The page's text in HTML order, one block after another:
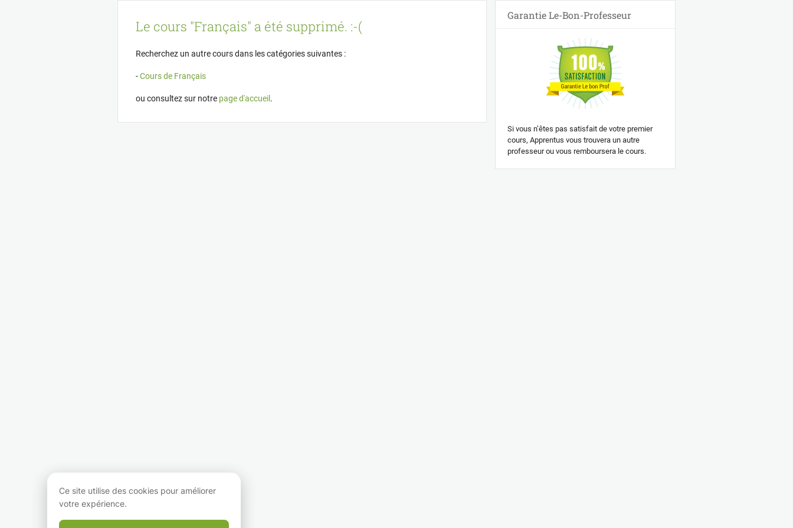
Le cours "Français" a été supprimé. :-(
Recherchez un autre cours dans les catégories suivantes :
-Cours de Français
ou consultez sur notre page d'accueil .
Garantie Le-Bon-Professeur
Si vous n’êtes pas satisfait de votre premier
cours, Apprentus vous trouvera un autre
professeur ou vous remboursera le cours.
Ce site utilise des cookies pour améliorer
votre expérience.